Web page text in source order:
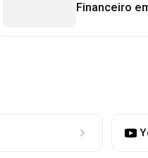
Financeiro